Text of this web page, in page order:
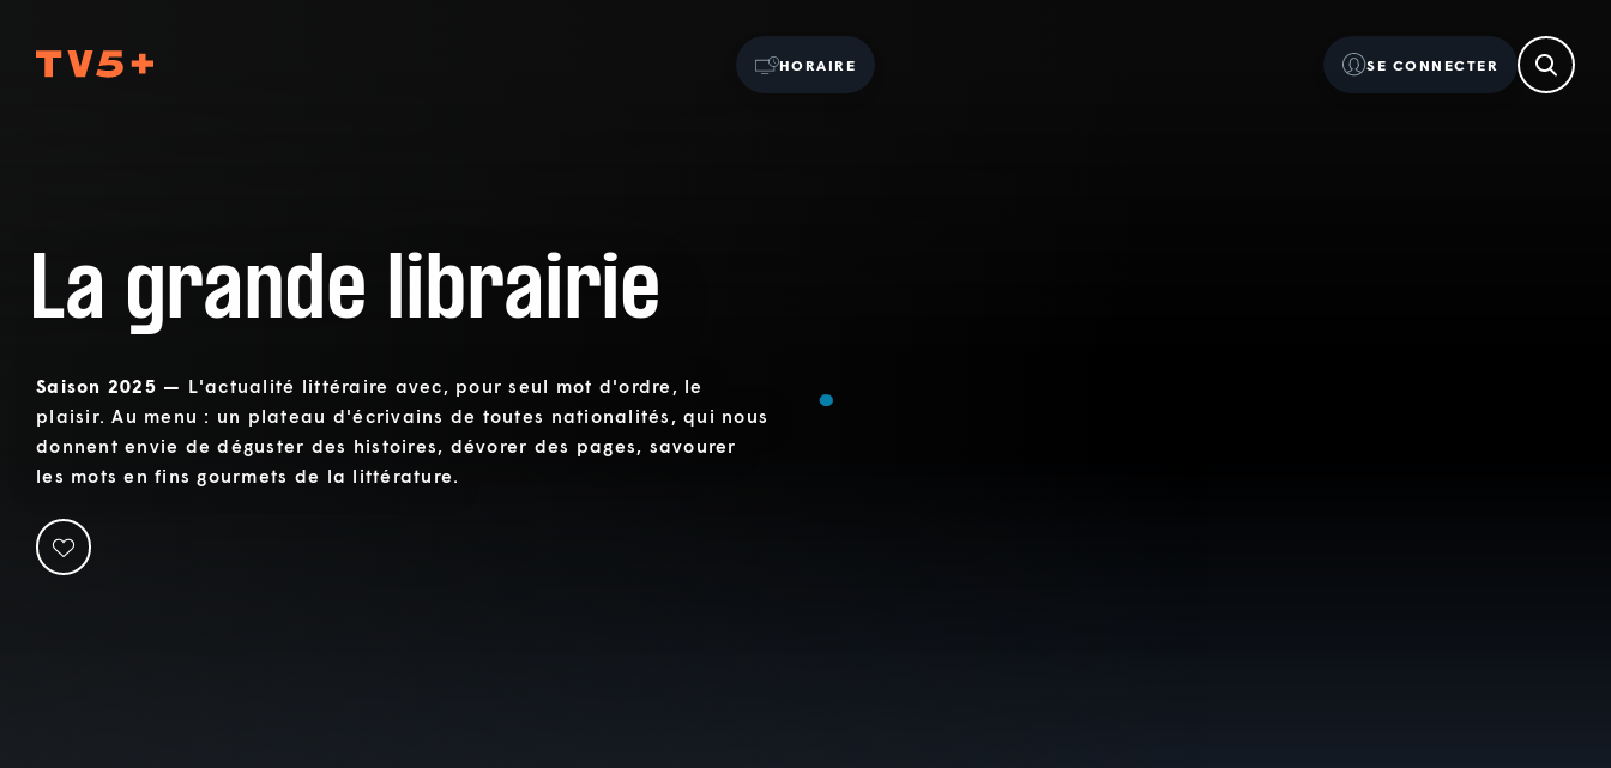
HORAIRE SE CONNECTER
La grande librairie
Saison 2025 — L'actualité littéraire avec, pour seul mot d'ordre, le
plaisir. Au menu : un plateau d'écrivains de toutes nationalités, qui nous
donnent envie de déguster des histoires, dévorer des pages, savourer
les mots en fins gourmets de la littérature.